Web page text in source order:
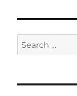
Search
for: